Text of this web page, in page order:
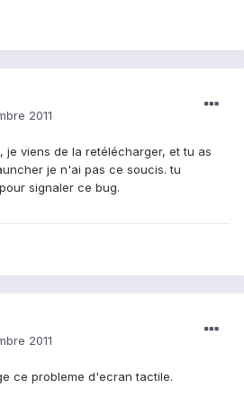
2011
viens de la retélécharger, et tu as
je n'ai pas ce soucis. tu
signaler ce bug.
2011
ce probleme d'ecran tactile.